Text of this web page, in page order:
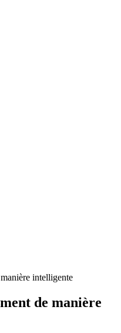
intelligente
de manière